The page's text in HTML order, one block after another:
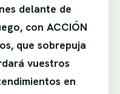
delante de
con ACCIÓN
que sobrepuja
vuestros
en